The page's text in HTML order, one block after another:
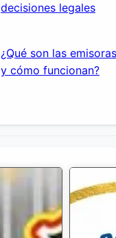
decisiones legales
¿Qué son las
y cómo funcionan?